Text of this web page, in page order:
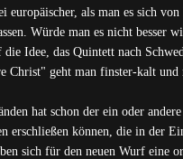
europäischer, als man es sich von
Würde man es nicht besser
Idee, das Quintett nach
Christ" geht man finster-kalt und
hat schon der ein oder
erschließen können, die in der
sich für den neuen Wurf eine